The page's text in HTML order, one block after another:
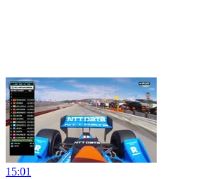
15:01